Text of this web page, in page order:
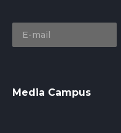
Media Campus